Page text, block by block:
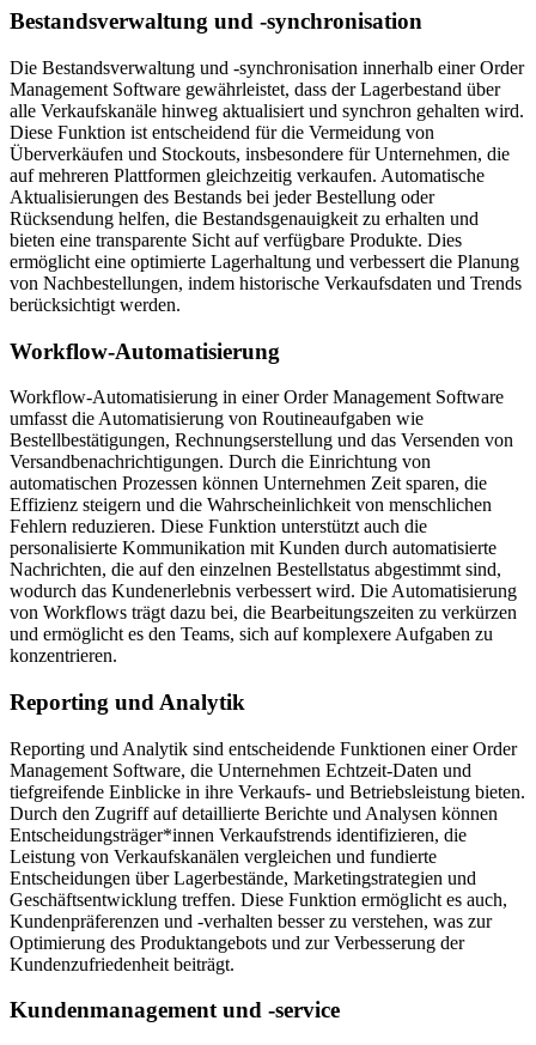
Bestandsverwaltung und -synchronisation
Die Bestandsverwaltung und -synchronisation innerhalb einer Order
Management Software gewährleistet, dass der Lagerbestand über
alle Verkaufskanäle hinweg aktualisiert und synchron gehalten wird.
Diese Funktion ist entscheidend für die Vermeidung von
Überverkäufen und Stockouts, insbesondere für Unternehmen, die
auf mehreren Plattformen gleichzeitig verkaufen. Automatische
Aktualisierungen des Bestands bei jeder Bestellung oder
Rücksendung helfen, die Bestandsgenauigkeit zu erhalten und
bieten eine transparente Sicht auf verfügbare Produkte. Dies
ermöglicht eine optimierte Lagerhaltung und verbessert die Planung
von Nachbestellungen, indem historische Verkaufsdaten und Trends
berücksichtigt werden.
Workflow-Automatisierung
Workflow-Automatisierung in einer Order Management Software
umfasst die Automatisierung von Routineaufgaben wie
Bestellbestätigungen, Rechnungserstellung und das Versenden von
Versandbenachrichtigungen. Durch die Einrichtung von
automatischen Prozessen können Unternehmen Zeit sparen, die
Effizienz steigern und die Wahrscheinlichkeit von menschlichen
Fehlern reduzieren. Diese Funktion unterstützt auch die
personalisierte Kommunikation mit Kunden durch automatisierte
Nachrichten, die auf den einzelnen Bestellstatus abgestimmt sind,
wodurch das Kundenerlebnis verbessert wird. Die Automatisierung
von Workflows trägt dazu bei, die Bearbeitungszeiten zu verkürzen
und ermöglicht es den Teams, sich auf komplexere Aufgaben zu
konzentrieren.
Reporting und Analytik
Reporting und Analytik sind entscheidende Funktionen einer Order
Management Software, die Unternehmen Echtzeit-Daten und
tiefgreifende Einblicke in ihre Verkaufs- und Betriebsleistung bieten.
Durch den Zugriff auf detaillierte Berichte und Analysen können
Entscheidungsträger*innen Verkaufstrends identifizieren, die
Leistung von Verkaufskanälen vergleichen und fundierte
Entscheidungen über Lagerbestände, Marketingstrategien und
Geschäftsentwicklung treffen. Diese Funktion ermöglicht es auch,
Kundenpräferenzen und -verhalten besser zu verstehen, was zur
Optimierung des Produktangebots und zur Verbesserung der
Kundenzufriedenheit beiträgt.
Kundenmanagement und -service